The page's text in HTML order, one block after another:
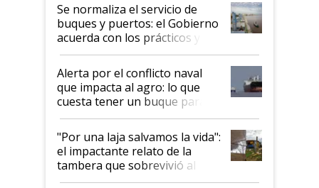
Se normaliza el servicio de
buques y puertos: el Gobierno
acuerda con los prácticos y
suspende el decreto de
desregulación
Alerta por el conflicto naval
que impacta al agro: lo que
cuesta tener un buque parado
y el peligro de que Argentina
pase a ser "país sucio"
"Por una laja salvamos la vida":
el impactante relato de la
tambera que sobrevivió al
tornado